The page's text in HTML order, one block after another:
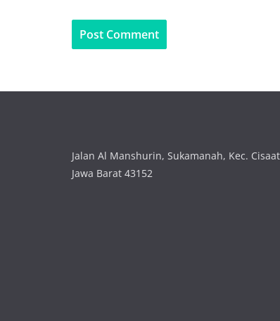
Jalan Al Manshurin, Sukamanah, Kec.
Jawa Barat 43152